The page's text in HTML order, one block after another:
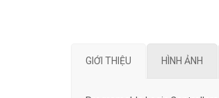
GIỚI THIỆU HÌNH ẢNH